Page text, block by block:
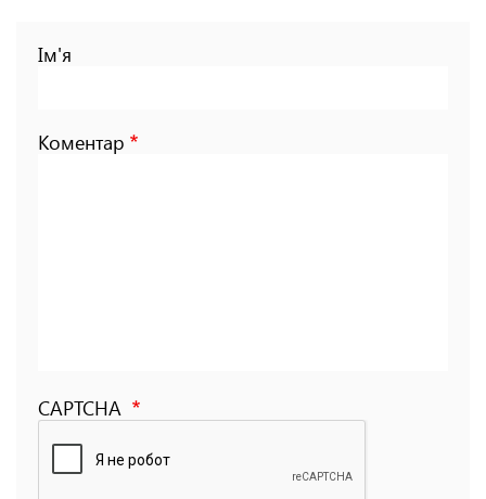
Ім'я
Коментар
CAPTCHA